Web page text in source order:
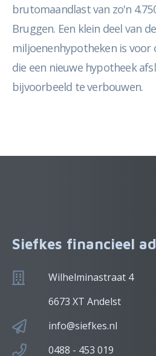
brutomaandlast van zo'n
Bruggen. Een klein deel van de
miljoenenhypotheken is voor
die een nieuwe hypotheek
bijvoorbeeld te verbouwen.
Siefkes financieel
Wilhelminastraat 4
6673 XT Andelst
info@siefkes.nl
0488 - 453 019